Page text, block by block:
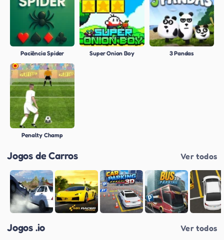
Paciência Spider Super Onion Boy 3 Pandas
Penalty Champ
Jogos de Carros Ver todos
Jogos .io Ver todos